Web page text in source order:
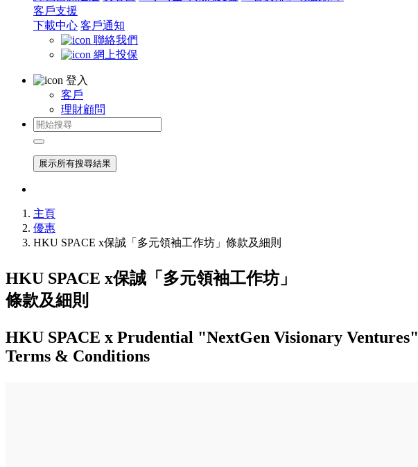
客戶支援
下載中心 客戶通知
聯絡我們
網上投保
登入
客戶
理財顧問
展示所有搜尋結果
主頁
優惠
HKU SPACE x保誠「多元領袖工作坊」條款及細則
HKU SPACE x保誠「多元領袖工作坊」
條款及細則
HKU SPACE x Prudential "NextGen Visionary Ventures"
Terms & Conditions